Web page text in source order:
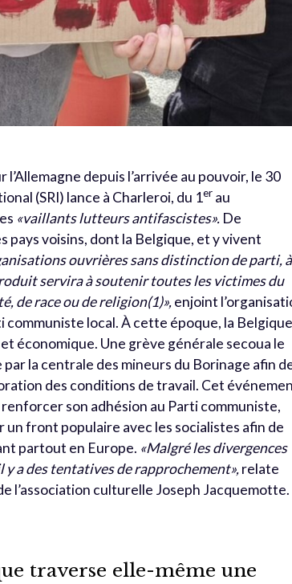
depuis l’arrivée au pouvoir, le 30
(SRI) lance à Charleroi, du 1er au
«vaillants lutteurs antifascistes». De
voisins, dont la Belgique, et y vivent
ouvrières sans distinction de parti, à
servira à soutenir toutes les victimes du
de race ou de religion(1)»,enjoint
communiste local. À cette époque, la Belgique
économique. Une grève générale secoua le
la centrale des mineurs du Borinage afin
des conditions de travail. Cet
son adhésion au Parti communiste,
front populaire avec les socialistes afin de
partout en Europe. «Malgréles divergences
y a des tentatives de rapprochement»,relate
l’association culturelle Joseph Jacquemotte.
traverse elle-même une